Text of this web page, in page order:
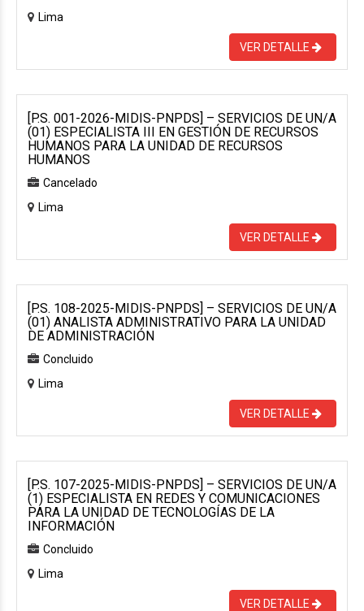
Lima
VER DETALLE
[P.S. 001-2026-MIDIS-PNPDS] – SERVICIOS DE UN/A
(01) ESPECIALISTA III EN GESTIÓN DE RECURSOS
HUMANOS PARA LA UNIDAD DE RECURSOS
HUMANOS
Cancelado
Lima
VER DETALLE
[P.S. 108-2025-MIDIS-PNPDS] – SERVICIOS DE UN/A
(01) ANALISTA ADMINISTRATIVO PARA LA UNIDAD
DE ADMINISTRACIÓN
Concluido
Lima
VER DETALLE
[P.S. 107-2025-MIDIS-PNPDS] – SERVICIOS DE UN/A
(1) ESPECIALISTA EN REDES Y COMUNICACIONES
PARA LA UNIDAD DE TECNOLOGÍAS DE LA
INFORMACIÓN
Concluido
Lima
VER DETALLE